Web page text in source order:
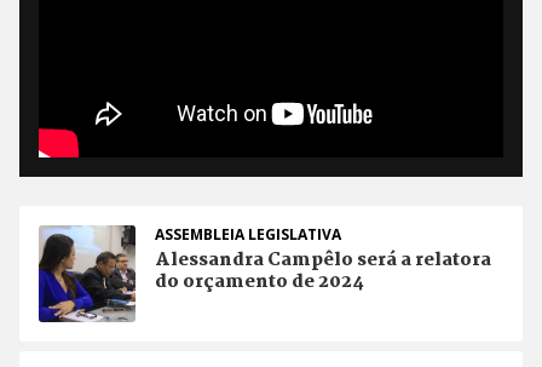
ASSEMBLEIA LEGISLATIVA
Alessandra Campêlo será a relatora
do orçamento de 2024